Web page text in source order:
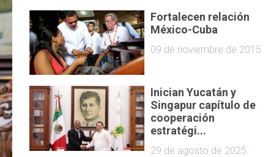
Fortalecen relación
México-Cuba
09 de noviembre de 2015
Inician Yucatán y
Singapur capítulo de
cooperación
estratégi...
29 de agosto de 2025